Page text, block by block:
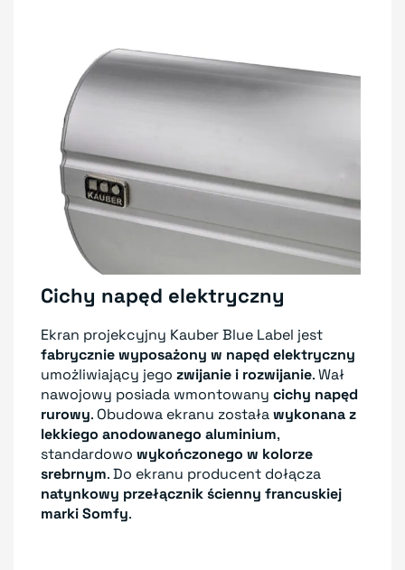
Cichy napęd elektryczny
Ekran projekcyjny Kauber Blue Label jest
fabrycznie wyposażony w napęd elektryczny
umożliwiający jego zwijanie i rozwijanie. Wał
nawojowy posiada wmontowany cichy napęd
rurowy. Obudowa ekranu zostaławykonana z
lekkiego anodowanego aluminium,
standardowo wykończonego w kolorze
srebrnym. Do ekranu producent dołącza
natynkowy przełącznik ścienny francuskiej
marki Somfy.